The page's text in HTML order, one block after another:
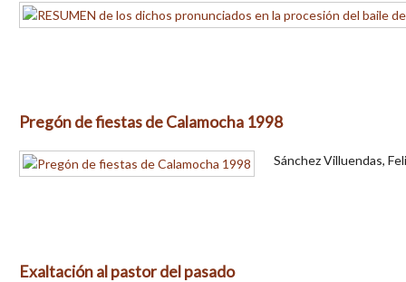
Pregón de fiestas de Calamocha 1998
Sánchez Villuendas,
Exaltación al pastor del pasado